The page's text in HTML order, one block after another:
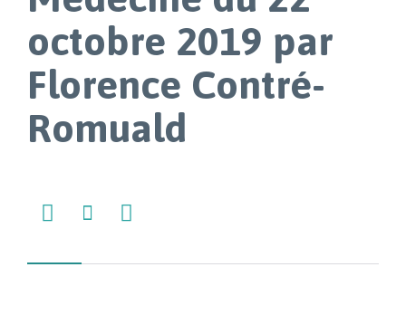
octobre 2019 par
Florence Contré-
Romuald
  